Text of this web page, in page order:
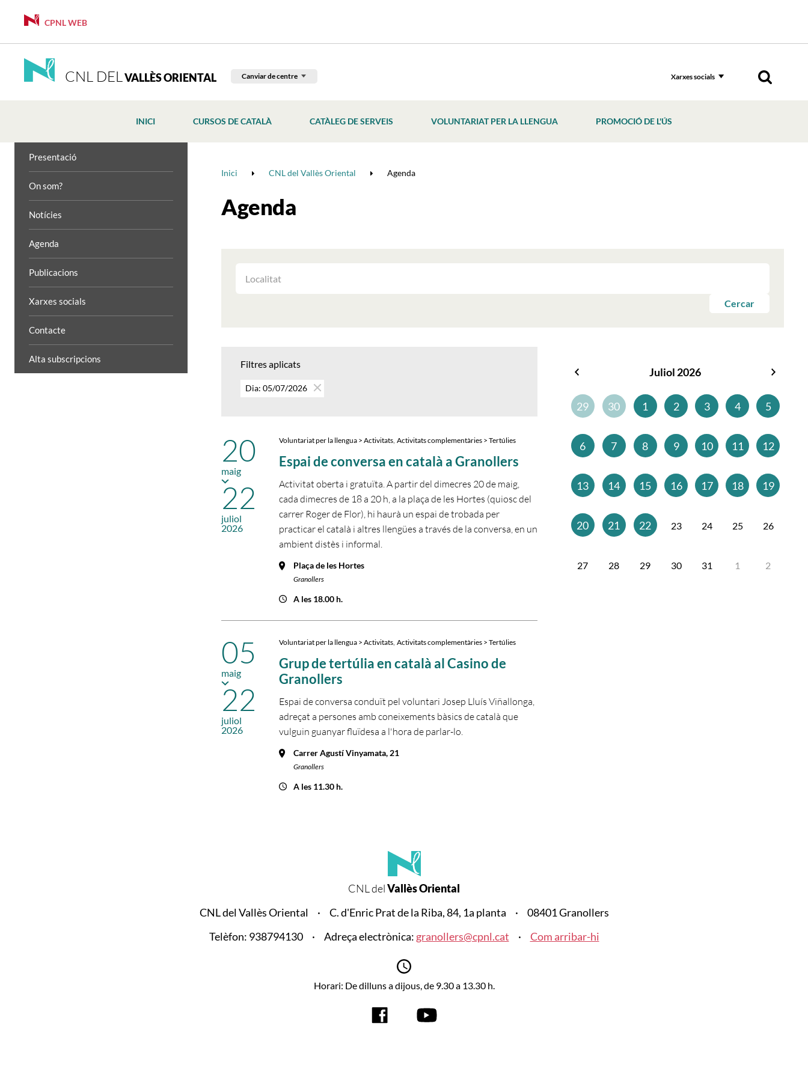
CPNL WEB
CNL DELVALLÈS ORIENTAL Canviar de centre Xarxes socials
INICI CURSOS DE CATALÀ CATÀLEG DE SERVEIS VOLUNTARIAT PER LA LLENGUA PROMOCIÓ DE L'ÚS
Presentació
On som?
Notícies
Agenda
Publicacions
Xarxes socials
Contacte
Alta subscripcions
Inici CNL del Vallès Oriental Agenda
Agenda
LES
Cercar
Filtres aplicats
Dia: 05/07/2026
Voluntariat per la llengua > Activitats, Activitats complementàries > Tertúlies
Espai de conversa en català a Granollers
Activitat oberta i gratuïta. A partir del dimecres 20 de maig,
cada dimecres de 18 a 20 h, a la plaça de les Hortes (quiosc del
carrer Roger de Flor), hi haurà un espai de trobada per
practicar el català i altres llengües a través de la conversa, en un
ambient distès i informal.
Plaça de les Hortes
Granollers
A les 18.00 h.
20
maig
22
juliol
2026
Voluntariat per la llengua > Activitats, Activitats complementàries > Tertúlies
Grup de tertúlia en català al Casino de
Granollers
Espai de conversa conduït pel voluntari Josep Lluís Viñallonga,
adreçat a persones amb coneixements bàsics de català que
vulguin guanyar fluïdesa a l'hora de parlar-lo.
Carrer Agustí Vinyamata, 21
Granollers
A les 11.30 h.
05
maig
22
juliol
2026
Juliol 2026
29
30 1 2 3 4 5
6 7 8 9 10 11 12
13 14 15 16 17 18 19
20 21 22 23 24 25 26
27 28 29 30 31 1 2
CNL delVallès Oriental
CNL del Vallès Oriental
C. d'Enric Prat de la Riba, 84, 1a planta
08401 Granollers
Telèfon: 938794130
Adreça electrònica: granollers@cpnl.cat Com arribar-hi
Horari: De dilluns a dijous, de 9.30 a 13.30 h.